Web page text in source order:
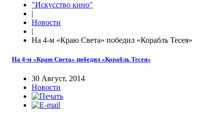
"Искусство кино"
|
Новости
|
На 4-м «Краю Света» победил «Корабль Тесея»
На 4-м «Краю Света» победил «Корабль Тесея»
30 Август, 2014
Новости